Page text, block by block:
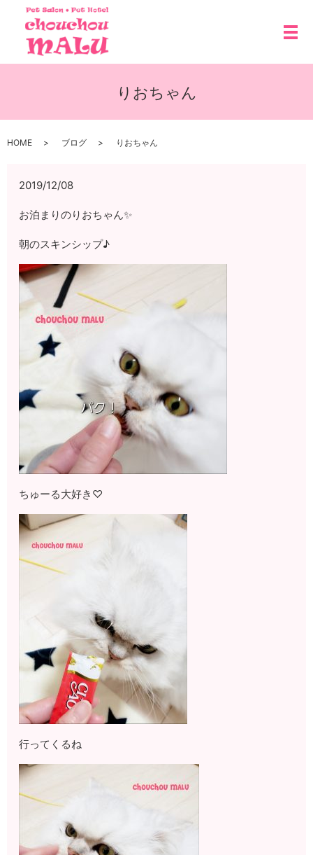
メ
りおちゃん
HOME ブログ りおちゃん
2019/12/08
お泊まりのりおちゃん✨
朝のスキンシップ♪
ちゅーる大好き♡
行ってくるね